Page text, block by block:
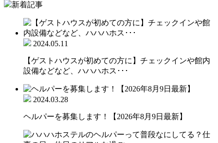
新着記事
2024.05.11
【ゲストハウスが初めての方に】チェックインや館内
設備などなど、ハハハホス･･･
2024.03.28
ヘルパーを募集します！【2026年8月9日最新】